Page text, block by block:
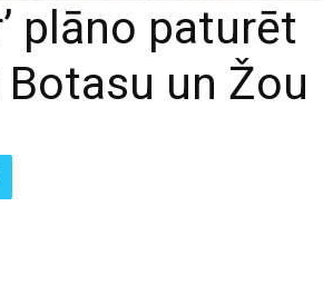
plāno paturēt
un Žou